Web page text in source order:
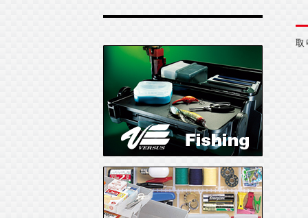
取